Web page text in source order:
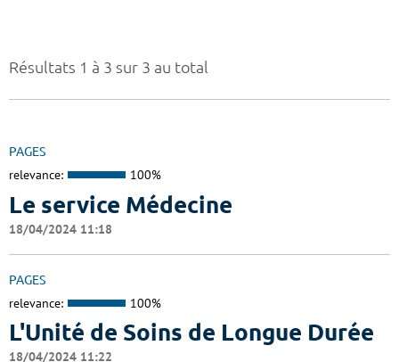
Résultats 1 à 3 sur 3 au total
PAGES
relevance: 100%
Le service Médecine
18/04/2024 11:18
PAGES
relevance: 100%
L'Unité de Soins de Longue Durée
18/04/2024 11:22